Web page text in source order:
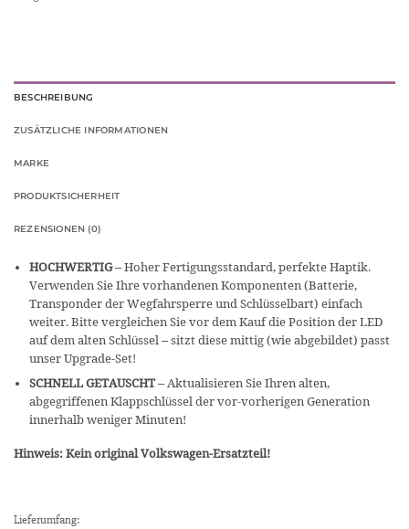
BESCHREIBUNG
ZUSÄTZLICHE INFORMATIONEN
MARKE
PRODUKTSICHERHEIT
REZENSIONEN (0)
HOCHWERTIG– Hoher Fertigungsstandard, perfekte Haptik.
Verwenden Sie Ihre vorhandenen Komponenten (Batterie,
Transponder der Wegfahrsperre und Schlüsselbart) einfach
weiter. Bitte vergleichen Sie vor dem Kauf die Position der LED
auf dem alten Schlüssel – sitzt diese mittig (wie abgebildet) passt
unser Upgrade-Set!
SCHNELL GETAUSCHT– Aktualisieren Sie Ihren alten,
abgegriffenen Klappschlüssel der vor-vorherigen Generation
innerhalb weniger Minuten!
Hinweis: Kein original Volkswagen-Ersatzteil!
Lieferumfang: